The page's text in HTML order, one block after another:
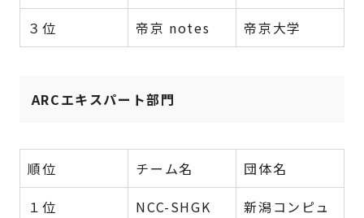
３位 帝京 notes 帝京大学
ARCエキスパート部門
順位 チーム名
団体名
１位
NCC-SHGK
新潟コンピュ